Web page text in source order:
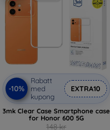
-10%
Rabatt
med
kupong
EXTRA10
3mk Clear Case Smartphone case
for Honor 600 5G
148 kr